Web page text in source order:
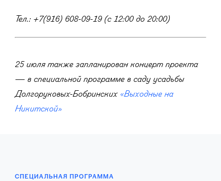
Тел.: +7(916) 608-09-19 (с 12:00 до 20:00)
25 июля также запланирован концерт проекта
— в специальной программе в саду усадьбы
Долгоруковых-Бобринских «Выходные на
Никитской»
СПЕЦИАЛЬНАЯ ПРОГРАММА